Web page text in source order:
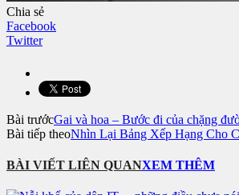
Chia sẻ
Facebook
Twitter
Bài trướcGai và hoa – Bước đi của chặng
Bài tiếp theoNhìn Lại Bảng Xếp Hạng Cho
BÀI VIẾT LIÊN QUANXEM THÊM